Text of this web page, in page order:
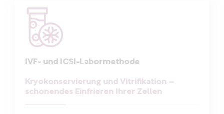
IVF- und ICSI-Labormethode
Kryokonservierung und Vitrifikation –
schonendes Einfrieren Ihrer Zellen